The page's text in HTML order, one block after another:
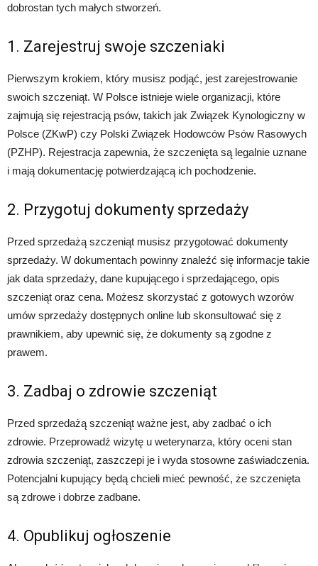
dobrostan tych małych stworzeń.
1. Zarejestruj swoje szczeniaki
Pierwszym krokiem, który musisz podjąć, jest zarejestrowanie
swoich szczeniąt. W Polsce istnieje wiele organizacji, które
zajmują się rejestracją psów, takich jak Związek Kynologiczny w
Polsce (ZKwP) czy Polski Związek Hodowców Psów Rasowych
(PZHP). Rejestracja zapewnia, że szczenięta są legalnie uznane
i mają dokumentację potwierdzającą ich pochodzenie.
2. Przygotuj dokumenty sprzedaży
Przed sprzedażą szczeniąt musisz przygotować dokumenty
sprzedaży. W dokumentach powinny znaleźć się informacje takie
jak data sprzedaży, dane kupującego i sprzedającego, opis
szczeniąt oraz cena. Możesz skorzystać z gotowych wzorów
umów sprzedaży dostępnych online lub skonsultować się z
prawnikiem, aby upewnić się, że dokumenty są zgodne z
prawem.
3. Zadbaj o zdrowie szczeniąt
Przed sprzedażą szczeniąt ważne jest, aby zadbać o ich
zdrowie. Przeprowadź wizytę u weterynarza, który oceni stan
zdrowia szczeniąt, zaszczepi je i wyda stosowne zaświadczenia.
Potencjalni kupujący będą chcieli mieć pewność, że szczenięta
są zdrowe i dobrze zadbane.
4. Opublikuj ogłoszenie